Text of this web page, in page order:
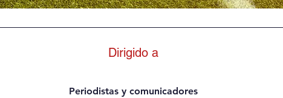
Dirigido a
Periodistas y comunicadores